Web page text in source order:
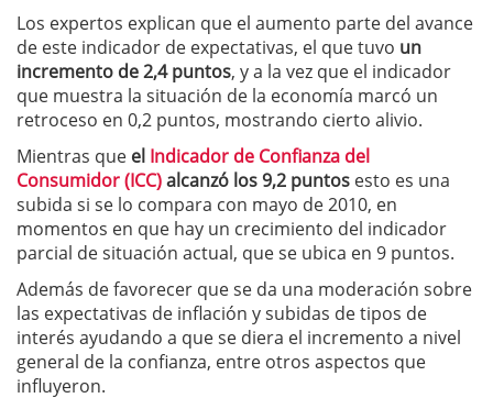
Los expertos explican que el aumento parte del avance
de este indicador de expectativas, el que tuvo un
incremento de 2,4 puntos, y a la vez que el indicador
que muestra la situación de la economía marcó un
retroceso en 0,2 puntos, mostrando cierto alivio.
Mientras que el Indicador de Confianza del
Consumidor (ICC)alcanzó los 9,2 puntos esto es una
subida si se lo compara con mayo de 2010, en
momentos en que hay un crecimiento del indicador
parcial de situación actual, que se ubica en 9 puntos.
Además de favorecer que se da una moderación sobre
las expectativas de inflación y subidas de tipos de
interés ayudando a que se diera el incremento a nivel
general de la confianza, entre otros aspectos que
influyeron.